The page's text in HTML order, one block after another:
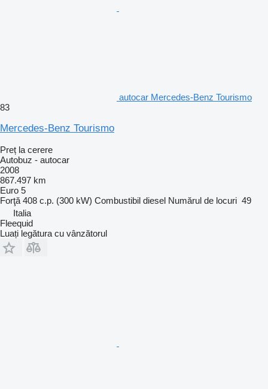
autocar Mercedes-Benz Tourismo
83
Mercedes-Benz Tourismo
Preț la cerere
Autobuz - autocar
2008
867.497 km
Euro 5
Forţă 408 c.p. (300 kW) Combustibil diesel Numărul de locuri 49
Italia
Fleequid
Luați legătura cu vânzătorul